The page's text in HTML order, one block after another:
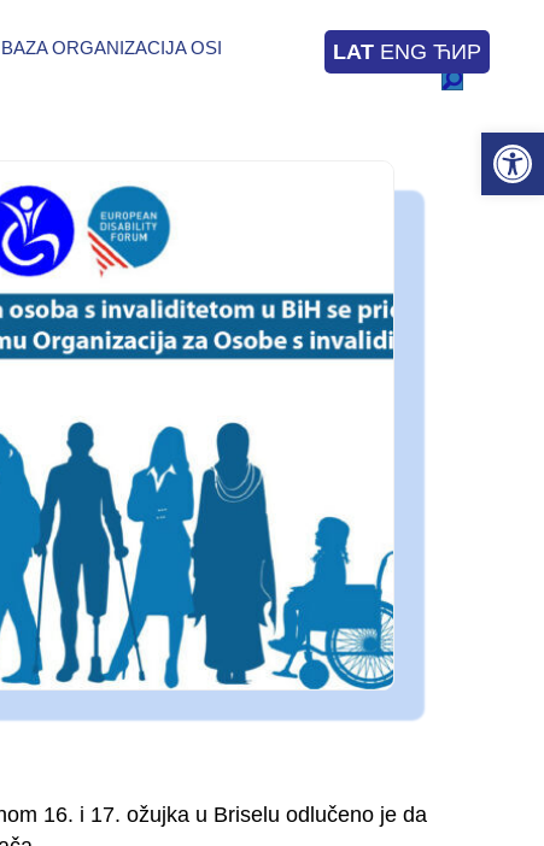
BAZA ORGANIZACIJA OSI LAT ENG ЋИР
16. i 17. ožujka u Briselu odlučeno je da